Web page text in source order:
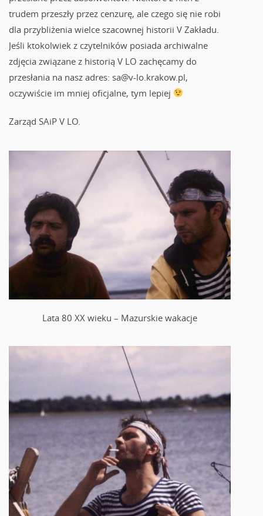
trudem przeszły przez cenzurę, ale czego się nie robi
dla przybliżenia wielce szacownej historii V Zakładu.
Jeśli ktokolwiek z czytelników posiada archiwalne
zdjęcia związane z historią V LO zachęcamy do
przesłania na nasz adres: sa@v-lo.krakow.pl,
oczywiście im mniej oficjalne, tym lepiej
Zarząd SAiP V LO.
Lata 80 XX wieku – Mazurskie wakacje